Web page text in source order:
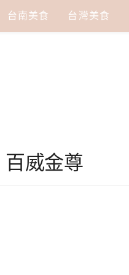
台南美食 台灣美食
百威金尊